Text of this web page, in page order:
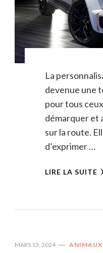
La
devenue une
pour tous
démarquer et
sur la route.
d’exprimer …
LIRE LA SUITE
MARS 13, 2024 ANIMAUX